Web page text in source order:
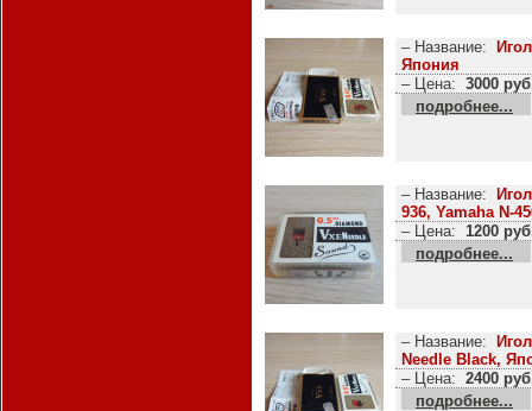
– Название:
Япония
– Цена: 3000
подробнее...
– Название:
936, Yamaha N-
– Цена: 1200
подробнее...
– Название:
Needle Black,
– Цена: 2400
подробнее...